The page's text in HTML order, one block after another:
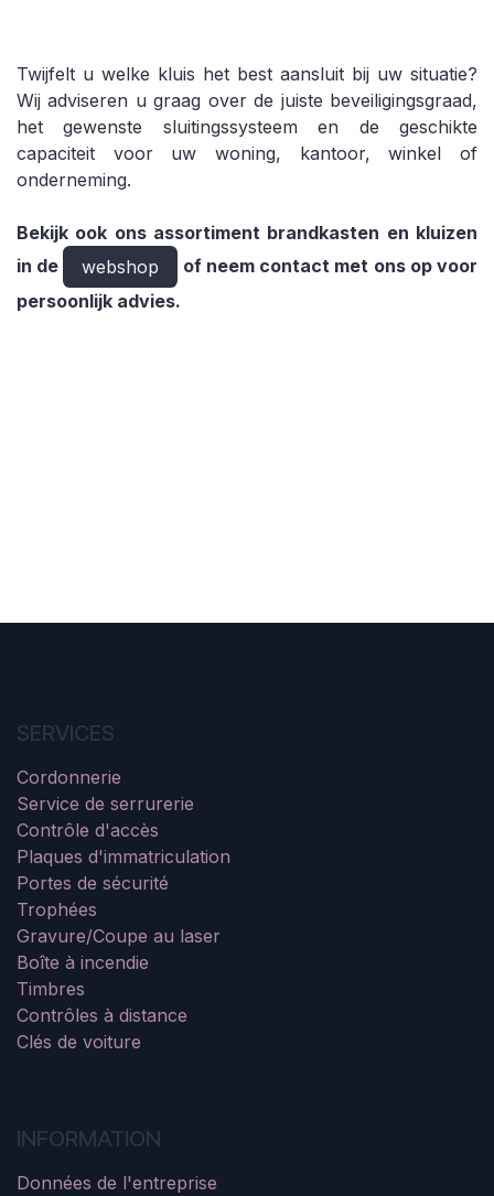
Twijfelt u welke kluis het best aansluit bij uw situatie?
Wij adviseren u graag over de juiste beveiligingsgraad,
het gewenste sluitingssysteem en de geschikte
capaciteit voor uw woning, kantoor, winkel of
onderneming.
Bekijk ook ons assortiment brandkasten en kluizen
in de
webshop
of neem contact met ons op voor
persoonlijk advies.
SERVICES
Cordonnerie
Service de serrurerie
Contrôle d'accès
Plaques d'immatriculation
Portes de sécurité
Trophées
Gravure/Coupe au laser
Boîte à incendie
Timbres
Contrôles à distance
Clés de voiture
INFORMATION
Données de l'entreprise